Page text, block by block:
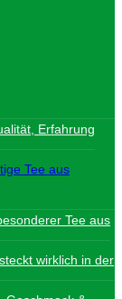
Erfahrung
Tee aus
Tee aus
wirklich in der